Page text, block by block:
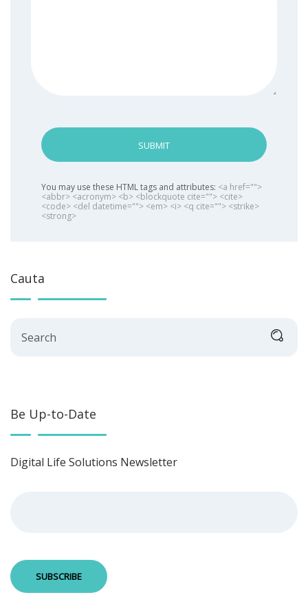
SUBMIT
You may use these HTML tags and attributes: <a href="">
<abbr> <acronym> <b> <blockquote cite=""> <cite>
<code> <del datetime=""> <em> <i> <q cite=""> <strike>
<strong>
Cauta
Be Up-to-Date
Digital Life Solutions Newsletter